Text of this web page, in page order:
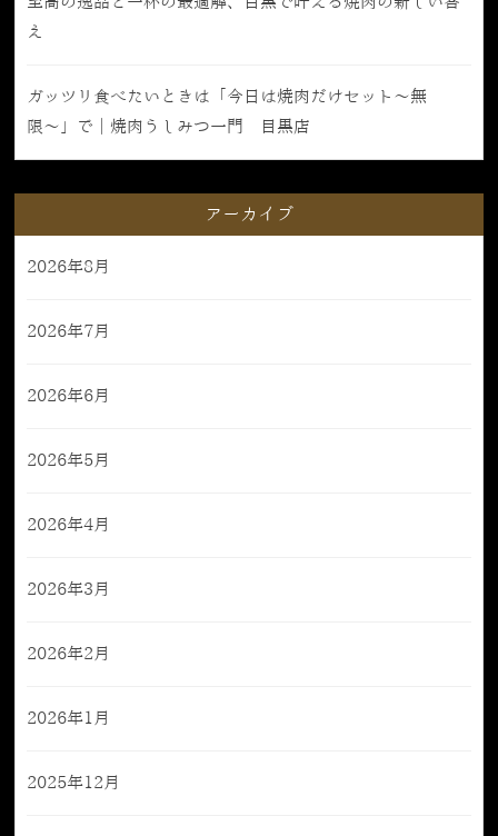
え
ガッツリ食べたいときは「今日は焼肉だけセット〜無
限〜」で｜焼肉うしみつ一門 目黒店
アーカイブ
2026年8月
2026年7月
2026年6月
2026年5月
2026年4月
2026年3月
2026年2月
2026年1月
2025年12月